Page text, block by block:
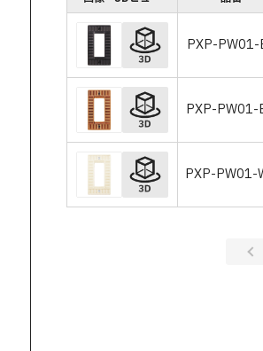
PXP-PW01-
PXP-PW01-
PXP-PW01-